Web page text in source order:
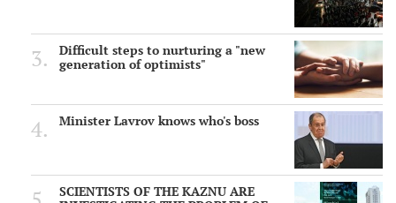
Difficult steps to nurturing a "new
generation of optimists"
Minister Lavrov knows who's boss
SCIENTISTS OF THE KAZNU ARE